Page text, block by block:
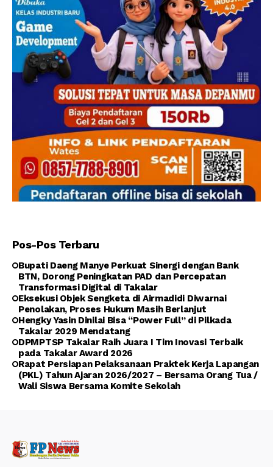
Pos-Pos Terbaru
Bupati Daeng Manye Perkuat Sinergi dengan Bank
BTN, Dorong Peningkatan PAD dan Percepatan
Transformasi Digital di Takalar
Eksekusi Objek Sengketa di Airmadidi Diwarnai
Penolakan, Proses Hukum Masih Berlanjut
Hengky Yasin Dinilai Bisa “Power Full” di Pilkada
Takalar 2029 Mendatang
DPMPTSP Takalar Raih Juara I Tim Inovasi Terbaik
pada Takalar Award 2026
Rapat Persiapan Pelaksanaan Praktek Kerja Lapangan
(PKL) Tahun Ajaran 2026/2027 – Bersama Orang Tua /
Wali Siswa Bersama Komite Sekolah